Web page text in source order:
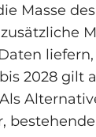
Masse
2028 gilt